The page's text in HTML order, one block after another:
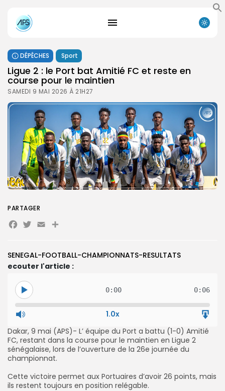
Search
for:
Search
DÉPÊCHES Sport
‎Ligue 2 : le Port bat Amitié FC et reste en
course pour le maintien
SAMEDI 9 MAI 2026 À 21H27
SENEGAL-FOOTBALL-CHAMPIONNATS-RESULTATS
ecouter l'article :
0:00 0:06
1.0x
‎Dakar, 9 mai (APS)- L’ équipe du Port a battu (1-0) Amitié
FC, restant dans la course pour le maintien en Ligue 2
sénégalaise, lors de l’ouverture de la 26e journée du
championnat.
‎Cette victoire permet aux Portuaires d’avoir 26 points, mais
ils restent toujours en position relégable.‎
PARTAGER
Facebook
Twitter
EmailPartager